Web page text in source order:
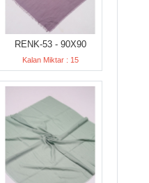
RENK-53 - 90X90
Kalan Miktar : 15